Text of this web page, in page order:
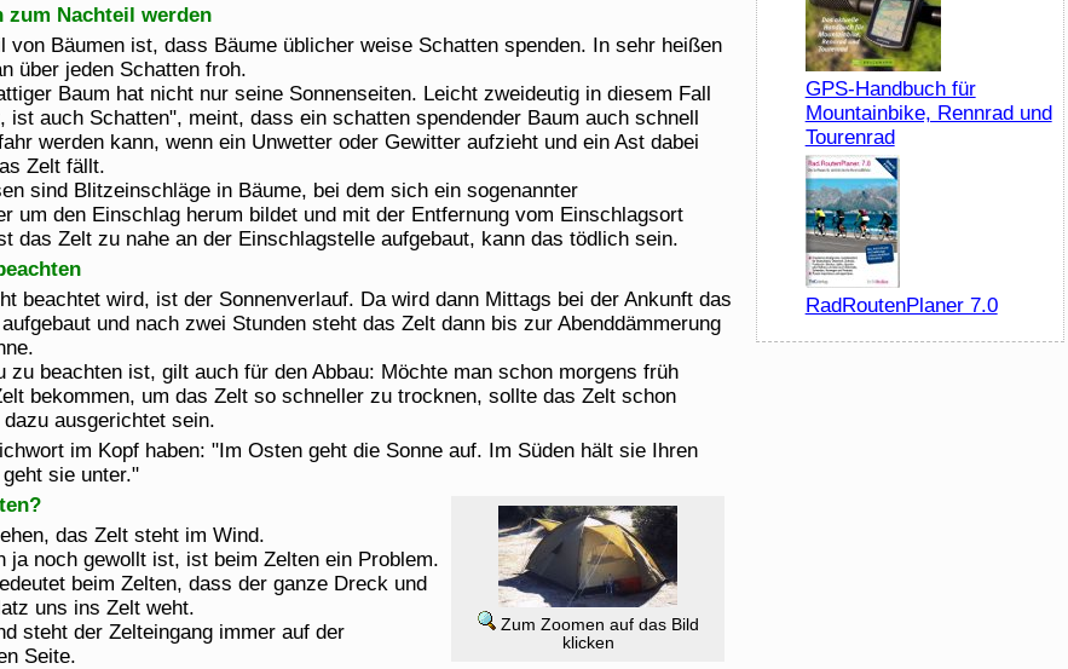
zum Nachteil werden
von Bäumen ist, dass Bäume üblicher weise Schatten spenden. In sehr heißen
über jeden Schatten froh.
Baum hat nicht nur seine Sonnenseiten. Leicht zweideutig in diesem Fall
ist auch Schatten", meint, dass ein schatten spendender Baum auch schnell
werden kann, wenn ein Unwetter oder Gewitter aufzieht und ein Ast dabei
Zelt fällt.
sind Blitzeinschläge in Bäume, bei dem sich ein sogenannter
um den Einschlag herum bildet und mit der Entfernung vom Einschlagsort
das Zelt zu nahe an der Einschlagstelle aufgebaut, kann das tödlich sein.
beachtet wird, ist der Sonnenverlauf. Da wird dann Mittags bei der Ankunft das
und nach zwei Stunden steht das Zelt dann bis zur Abenddämmerung
zu beachten ist, gilt auch für den Abbau: Möchte man schon morgens früh
bekommen, um das Zelt so schneller zu trocknen, sollte das Zelt schon
ausgerichtet sein.
im Kopf haben: "Im Osten geht die Sonne auf. Im Süden hält sie Ihren
sie unter."
Zum Zoomen auf das Bild
klicken
das Zelt steht im Wind.
ja noch gewollt ist, ist beim Zelten ein Problem.
beim Zelten, dass der ganze Dreck und
uns ins Zelt weht.
steht der Zelteingang immer auf der
Seite.
GPS-Handbuch für
Mountainbike, Rennrad und
Tourenrad
RadRoutenPlaner 7.0